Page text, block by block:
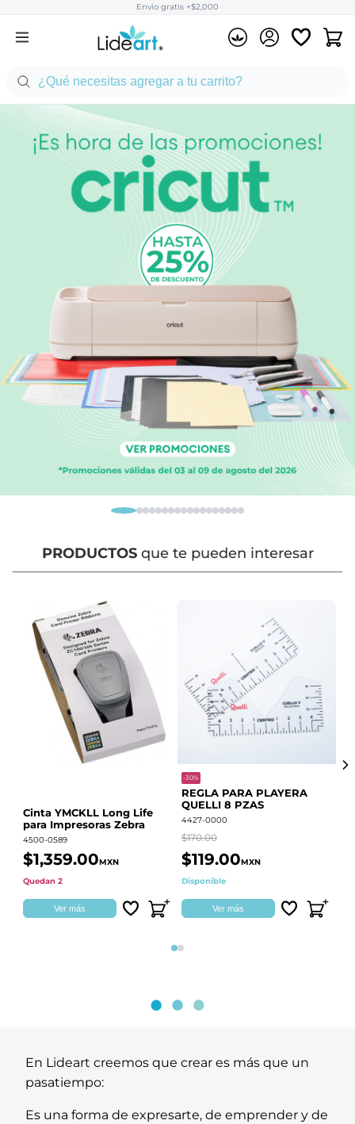
Envío gratis +$2,000
PRODUCTOSque te pueden interesar
Cinta YMCKLL Long Life
para Impresoras Zebra
4500-0589
$1,359.00MXN
Quedan 2
Ver más
-30%
REGLA PARA PLAYERA
QUELLI 8 PZAS
4427-0000
$170.00
$119.00MXN
Disponible
Ver más
Página 1
Página 2
En Lideart creemos que crear es más que un
pasatiempo:
Es una forma de expresarte, de emprender y de